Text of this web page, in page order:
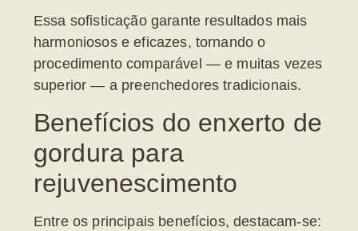
Essa sofisticação garante resultados mais
harmoniosos e eficazes, tornando o
procedimento comparável — e muitas vezes
superior — a preenchedores tradicionais.
Benefícios do enxerto de
gordura para
rejuvenescimento
Entre os principais benefícios, destacam-se: